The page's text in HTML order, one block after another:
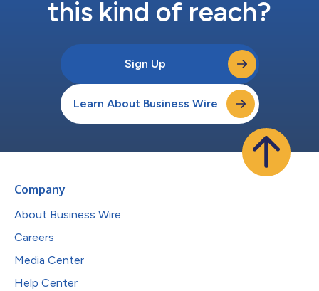
this kind of reach?
Sign Up
Learn About Business Wire
Company
About Business Wire
Careers
Media Center
Help Center